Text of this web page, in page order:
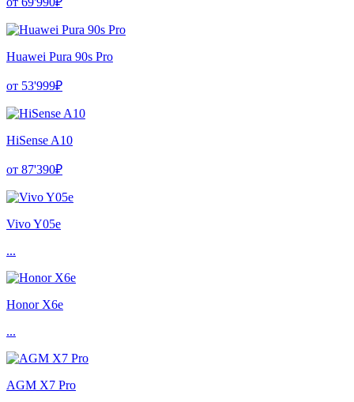
Huawei Pura 90s Pro
от 53'999₽
HiSense A10
от 87'390₽
Vivo Y05e
...
Honor X6e
...
AGM X7 Pro